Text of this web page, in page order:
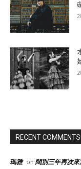
RECENT COMMENTS
瑪雅 on 闊別三年再次